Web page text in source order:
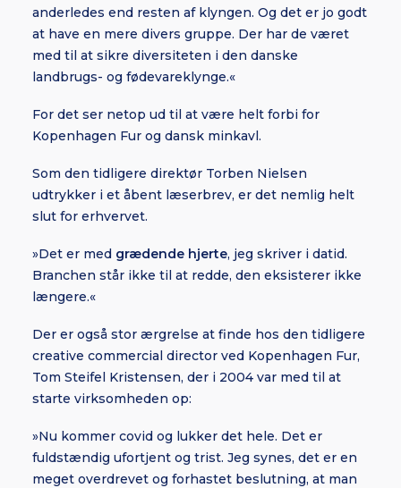
anderledes end resten af klyngen. Og det er jo godt
at have en mere divers gruppe. Der har de været
med til at sikre diversiteten i den danske
landbrugs- og fødevareklynge.«
For det ser netop ud til at være helt forbi for
Kopenhagen Fur og dansk minkavl.
Som den tidligere direktør Torben Nielsen
udtrykker i et åbent læserbrev, er det nemlig helt
slut for erhvervet.
»Det er med grædende hjerte, jeg skriver i datid.
Branchen står ikke til at redde, den eksisterer ikke
længere.«
Der er også stor ærgrelse at finde hos den tidligere
creative commercial director ved Kopenhagen Fur,
Tom Steifel Kristensen, der i 2004 var med til at
starte virksomheden op:
»Nu kommer covid og lukker det hele. Det er
fuldstændig ufortjent og trist. Jeg synes, det er en
meget overdrevet og forhastet beslutning, at man